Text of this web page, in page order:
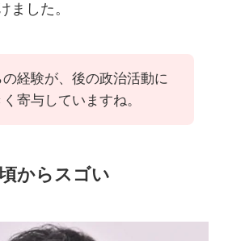
ました。
の経験が、後の政治活動に
く寄与していますね。
からスゴい